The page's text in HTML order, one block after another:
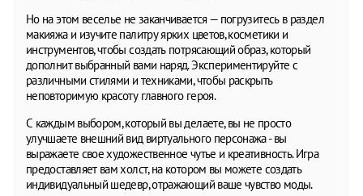
Но на этом веселье не заканчивается — погрузитесь в раздел
макияжа и изучите палитру ярких цветов, косметики и
инструментов, чтобы создать потрясающий образ, который
дополнит выбранный вами наряд. Экспериментируйте с
различными стилями и техниками, чтобы раскрыть
неповторимую красоту главного героя.
С каждым выбором, который вы делаете, вы не просто
улучшаете внешний вид виртуального персонажа - вы
выражаете свое художественное чутье и креативность. Игра
предоставляет вам холст, на котором вы можете создать
индивидуальный шедевр, отражающий ваше чувство моды.